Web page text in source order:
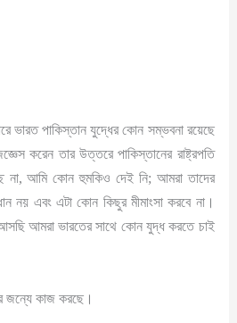
ভারত পাকিস্তান যুদ্ধের কোন সম্ভবনা রয়েছে
করেন তার উত্তরে পাকিস্তানের রাষ্ট্রপতি
না, আমি কোন হুমকিও দেই নি; আমরা তাদের
নয় এবং এটা কোন কিছুর মীমাংসা করবে না।
আসছি আমরা ভারতের সাথে কোন যুদ্ধ করতে চাই
জন্যে কাজ করছে।